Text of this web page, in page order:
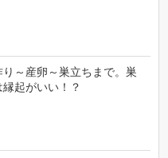
り～産卵～巣立ちまで。巣
起がいい！？